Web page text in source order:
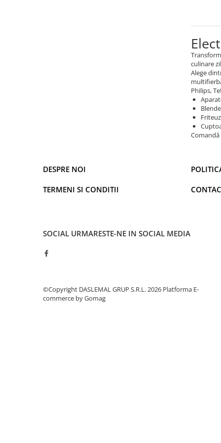
Accesorii ceasuri
Ceasuri inteligente Copii
Televizoare si Proiectoare
culinare
Alege
Philips,
DESPRE NOI
TERMENI SI CONDITII
SOCIAL URMARESTE-NE IN SOCIAL MEDIA
©Copyright DASLEMAL GRUP S.R.L. 2026 Platforma E-
commerce by Gomag